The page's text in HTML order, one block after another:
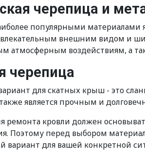
черепица и
популярными материалами
внешним видом и
атмосферным воздействиям, а
черепица
для скатных крыш - это
является прочным и
ремонта кровли должен
Поэтому перед выбором
вариант для вашей конкретной